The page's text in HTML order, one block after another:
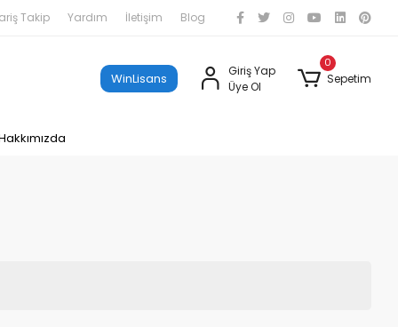
Takip Yardım İletişim Blog
WinLisans
Giriş Yap
Üye Ol
0
Sepetim